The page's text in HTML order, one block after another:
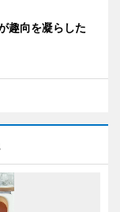
趣向を凝らした